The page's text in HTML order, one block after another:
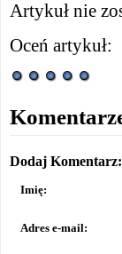
Artykuł nie
Oceń artykuł:
Dodaj Komentarz:
Imię:
Adres e-mail: